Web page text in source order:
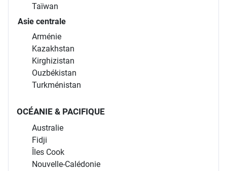
Taïwan
Asie centrale
Arménie
Kazakhstan
Kirghizistan
Ouzbékistan
Turkménistan
OCÉANIE & PACIFIQUE
Australie
Fidji
Îles Cook
Nouvelle-Calédonie